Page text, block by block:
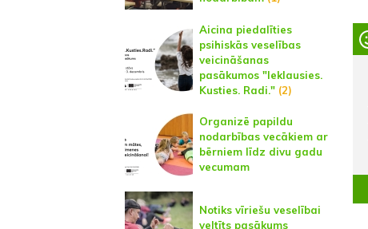
Aicina piedalīties
psihiskās veselības
veicināšanas
pasākumos "Ieklausies.
Kusties. Radi."(2)
Organizē papildu
nodarbības vecākiem ar
bērniem līdz divu gadu
vecumam
Notiks vīriešu veselībai
veltīts pasākums